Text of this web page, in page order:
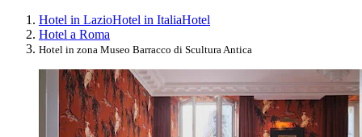
Hotel in LazioHotel in ItaliaHotel
Hotel a Roma
Hotel in zona Museo Barracco di Scultura Antica